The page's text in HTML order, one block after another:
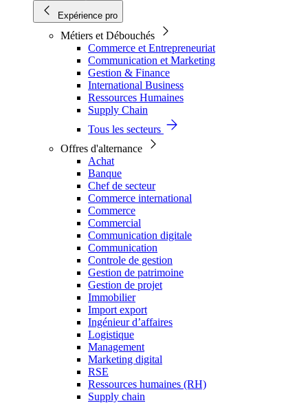
Expérience pro
Métiers et Débouchés
Commerce et Entrepreneuriat
Communication et Marketing
Gestion & Finance
International Business
Ressources Humaines
Supply Chain
Tous les secteurs
Offres d'alternance
Achat
Banque
Chef de secteur
Commerce international
Commerce
Commercial
Communication digitale
Communication
Controle de gestion
Gestion de patrimoine
Gestion de projet
Immobilier
Import export
Ingénieur d’affaires
Logistique
Management
Marketing digital
RSE
Ressources humaines (RH)
Supply chain